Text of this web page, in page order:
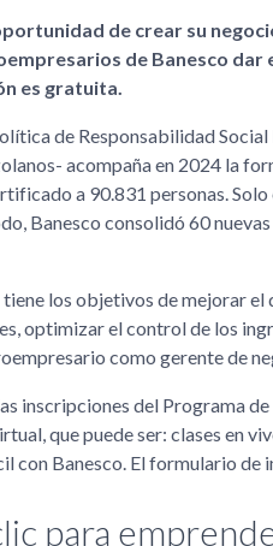
de crear su
de Banesco
es gratuita.
de Responsabilidad
acompaña en 2024 la
a 90.831 personas.
Banesco consolidó 60
los objetivos de mejorar
optimizar el control de los
como gerente de
inscripciones del Programa
que puede ser: clases en
con Banesco. El formulario de
para